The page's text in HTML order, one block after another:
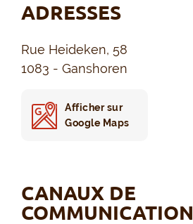
ADRESSES
Rue Heideken, 58
1083 - Ganshoren
Afficher sur
Google Maps
CANAUX DE
COMMUNICATION